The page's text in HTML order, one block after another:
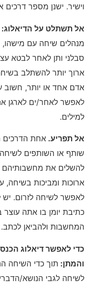
וישיר. ישנן מספר דרכים
אל תשתלט על הדיאלוג:
מנהלים שיחה עם מישהו,
סבלני ותן לאחר לבטא
ארוך יותר להשתלב
אדם אחד או יותר, חשוב
לאפשר לאחר/ים לארגן
למילים.
אל תפריע. אחת הדרכים
שותף או השותפים
להשלים את מחשבותיהם
ארוכות ומביכות בשיחה,
לאפשר לשיחה לזרום.
כתיבת יומן בו אתה
המחשבות ולהביאן לכתב.
כדי לאפשר דיאלוג
והמתן: תוך כדי השיחה
לשיחה לגבי הנושא/